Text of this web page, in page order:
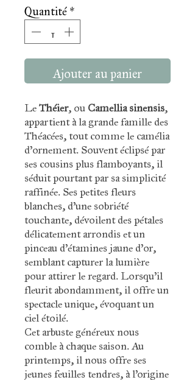
Quantité *
Ajouter au panier
Le Théier Camellia sinensis
appartient à la grande famille des
Théacées, tout comme le camélia
d’ornement. Souvent éclipsé par
ses cousins plus flamboyants, il
séduit pourtant par sa simplicité
raffinée. Ses petites fleurs
blanches, d’une sobriété
touchante, dévoilent des pétales
délicatement arrondis et un
pinceau d’étamines jaune d’or,
semblant capturer la lumière
pour attirer le regard. Lorsqu’il
fleurit abondamment, il offre un
spectacle unique, évoquant un
ciel étoilé.
Cet arbuste généreux nous
comble à chaque saison. Au
printemps, il nous offre ses
jeunes feuilles tendres, à l’origine